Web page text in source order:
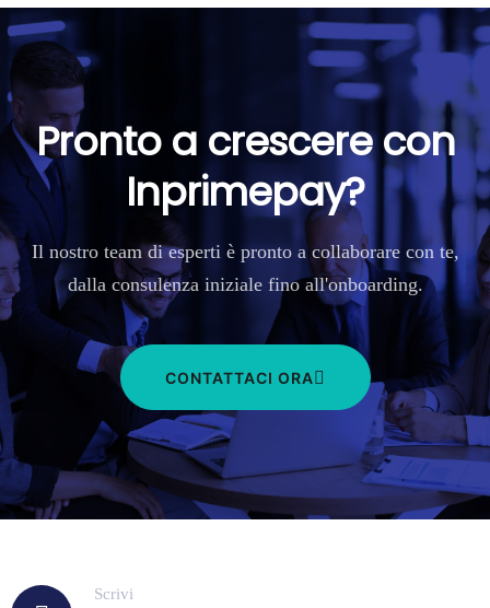
Pronto a crescere con
Inprimepay?
Il nostro team di esperti è pronto a collaborare con te,
dalla consulenza iniziale fino all'onboarding.
CONTATTACI ORA
Scrivi